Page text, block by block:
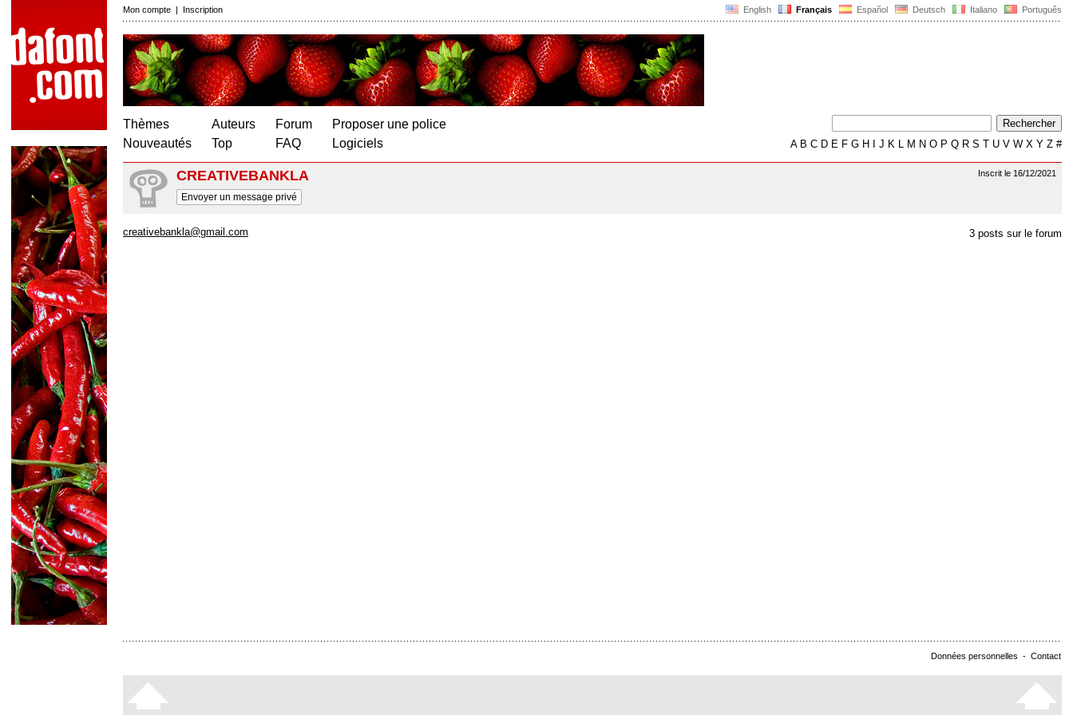
English Français Español Deutsch Italiano Português
Mon compte | Inscription
Thèmes
Nouveautés
Auteurs
Top
Forum
FAQ
Proposer une police
Logiciels
AB C D E F G H J K L M N O P Q R S T U V W X Y Z #
Inscrit le 16/12/2021
CREATIVEBANKLA
Envoyer un message privé
3 posts sur le forum
creativebankla@gmail.com
Données personnelles - Contact